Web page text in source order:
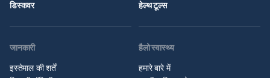
डिस्कवर हेल्थ टूल्स
जानकारी
इस्तेमाल की शर्तें
हैलो स्वास्थ्य
हमारे बारे में